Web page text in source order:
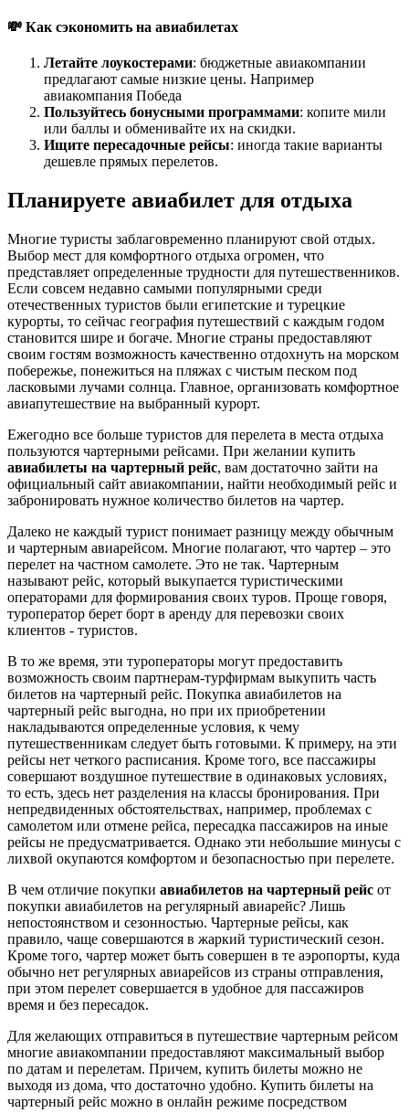
💸 Как сэкономить на авиабилетах
Летайте лоукостерами: бюджетные авиакомпании
предлагают самые низкие цены. Например
авиакомпания Победа
Пользуйтесь бонусными программами: копите мили
или баллы и обменивайте их на скидки.
Ищите пересадочные рейсы: иногда такие варианты
дешевле прямых перелетов.
Планируете авиабилет для отдыха
Многие туристы заблаговременно планируют свой отдых.
Выбор мест для комфортного отдыха огромен, что
представляет определенные трудности для путешественников.
Если совсем недавно самыми популярными среди
отечественных туристов были египетские и турецкие
курорты, то сейчас география путешествий с каждым годом
становится шире и богаче. Многие страны предоставляют
своим гостям возможность качественно отдохнуть на морском
побережье, понежиться на пляжах с чистым песком под
ласковыми лучами солнца. Главное, организовать комфортное
авиапутешествие на выбранный курорт.
Ежегодно все больше туристов для перелета в места отдыха
пользуются чартерными рейсами. При желании купить
авиабилеты на чартерный рейс, вам достаточно зайти на
официальный сайт авиакомпании, найти необходимый рейс и
забронировать нужное количество билетов на чартер.
Далеко не каждый турист понимает разницу между обычным
и чартерным авиарейсом. Многие полагают, что чартер – это
перелет на частном самолете. Это не так. Чартерным
называют рейс, который выкупается туристическими
операторами для формирования своих туров. Проще говоря,
туроператор берет борт в аренду для перевозки своих
клиентов - туристов.
В то же время, эти туроператоры могут предоставить
возможность своим партнерам-турфирмам выкупить часть
билетов на чартерный рейс. Покупка авиабилетов на
чартерный рейс выгодна, но при их приобретении
накладываются определенные условия, к чему
путешественникам следует быть готовыми. К примеру, на эти
рейсы нет четкого расписания. Кроме того, все пассажиры
совершают воздушное путешествие в одинаковых условиях,
то есть, здесь нет разделения на классы бронирования. При
непредвиденных обстоятельствах, например, проблемах с
самолетом или отмене рейса, пересадка пассажиров на иные
рейсы не предусматривается. Однако эти небольшие минусы с
лихвой окупаются комфортом и безопасностью при перелете.
В чем отличие покупки авиабилетов на чартерный рейс от
покупки авиабилетов на регулярный авиарейс? Лишь
непостоянством и сезонностью. Чартерные рейсы, как
правило, чаще совершаются в жаркий туристический сезон.
Кроме того, чартер может быть совершен в те аэропорты, куда
обычно нет регулярных авиарейсов из страны отправления,
при этом перелет совершается в удобное для пассажиров
время и без пересадок.
Для желающих отправиться в путешествие чартерным рейсом
многие авиакомпании предоставляют максимальный выбор
по датам и перелетам. Причем, купить билеты можно не
выходя из дома, что достаточно удобно. Купить билеты на
чартерный рейс можно в онлайн режиме посредством